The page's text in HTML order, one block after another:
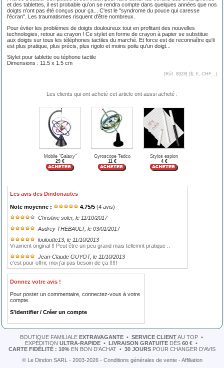
et des tablettes, il est probable qu'on se rendra compte dans quelques années que nos
doigts n'ont pas été conçus pour ça... C'est le "syndrome du pouce qui caresse
l'écran". Les traumatismes risquent d'être nombreux.
Pour éviter les problèmes de doigts douloureux tout en profitant des nouvelles
technologies, retour au crayon ! Ce stylet en forme de crayon à papier se substitue
aux doigts sur tous les téléphones tactiles du marché. Et force est de reconnaître qu'il
est plus pratique, plus précis, plus rigolo et moins poilu qu'un doigt...
Stylet pour tablette ou téphone tactile
Dimensions : 11.5 x 1.5 cm
[Réf. 8928] [$, £, CHF... ]
Les clients qui ont acheté cet article ont aussi acheté :
Mobile "Galaxy"
29 €
Gyroscope Tedco
11 €
Stylos espion
4 €
Les avis des Dindonautes
Note moyenne : 4.75/5 (4 avis)
Christine soler, le 11/10/2017
Audrey THEBAULT, le 03/01/2017
louloutte13 , le 11/10/2013
Vraiment original !! Peut être un peu grand mais tellemnt pratique ..
Jean-Claude GUYOT, le 11/10/2013
c'est pour offrir, moi j'ai pas besoin de ça !!!!!
Donnez votre avis !
Pour poster un commentaire, connectez-vous à votre
compte.
S'identifier / Créer un compte
BOUTIQUE FAMILIALE EXTRAVAGANTE• SERVICE CLIENTAU TOP•
EXPÉDITION ULTRA-RAPIDE • LIVRAISON GRATUITE DÈS 60 € •
CARTE FIDÉLITÉ : 10% EN BON D'ACHAT • 30 JOURS POUR CHANGER D'AVIS
© Le Dindon SARL - 2003-2026 - Conditions générales de vente- Affiliation